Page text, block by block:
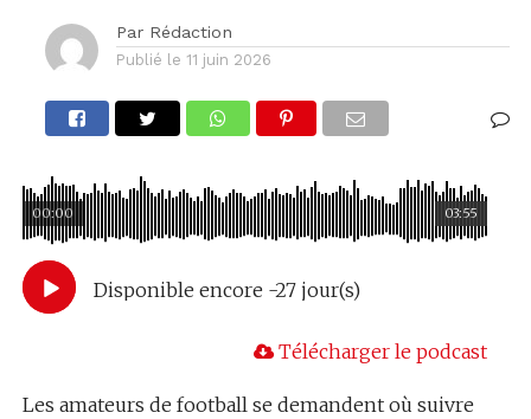
Par Rédaction
Publié le 11 juin 2026
03:55
00:00
Disponible encore -27 jour(s)
Télécharger le podcast
Les amateurs de football se demandent où suivre